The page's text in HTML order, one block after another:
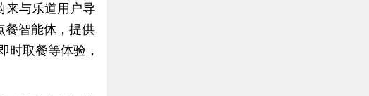
来与乐道用户导
餐智能体，提供
时取餐等体验，